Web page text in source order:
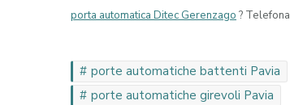
porta automatica Ditec Gerenzago ? Telefona
porte automatiche battenti Pavia
porte automatiche girevoli Pavia